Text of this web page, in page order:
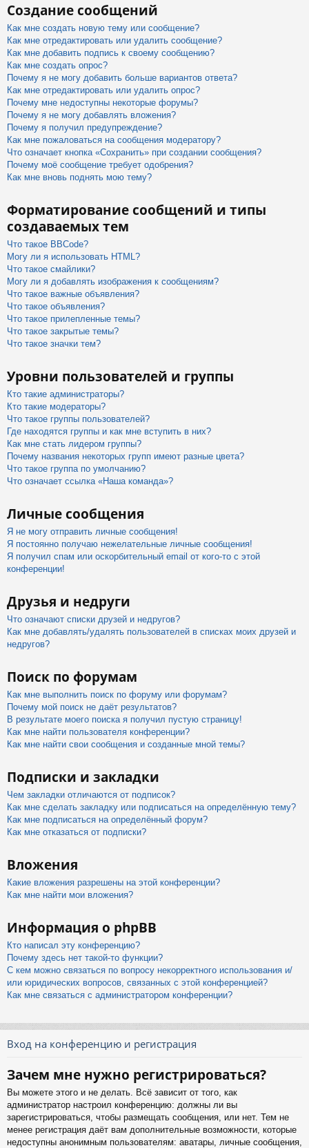
Создание сообщений
Как мне создать новую тему или сообщение?
Как мне отредактировать или удалить сообщение?
Как мне добавить подпись к своему сообщению?
Как мне создать опрос?
Почему я не могу добавить больше вариантов ответа?
Как мне отредактировать или удалить опрос?
Почему мне недоступны некоторые форумы?
Почему я не могу добавлять вложения?
Почему я получил предупреждение?
Как мне пожаловаться на сообщения модератору?
Что означает кнопка «Сохранить» при создании сообщения?
Почему моё сообщение требует одобрения?
Как мне вновь поднять мою тему?
Форматирование сообщений и типы
создаваемых тем
Что такое BBCode?
Могу ли я использовать HTML?
Что такое смайлики?
Могу ли я добавлять изображения к сообщениям?
Что такое важные объявления?
Что такое объявления?
Что такое прилепленные темы?
Что такое закрытые темы?
Что такое значки тем?
Уровни пользователей и группы
Кто такие администраторы?
Кто такие модераторы?
Что такое группы пользователей?
Где находятся группы и как мне вступить в них?
Как мне стать лидером группы?
Почему названия некоторых групп имеют разные цвета?
Что такое группа по умолчанию?
Что означает ссылка «Наша команда»?
Личные сообщения
Я не могу отправить личные сообщения!
Я постоянно получаю нежелательные личные сообщения!
Я получил спам или оскорбительный email от кого-то с этой
конференции!
Друзья и недруги
Что означают списки друзей и недругов?
Как мне добавлять/удалять пользователей в списках моих друзей и
недругов?
Поиск по форумам
Как мне выполнить поиск по форуму или форумам?
Почему мой поиск не даёт результатов?
В результате моего поиска я получил пустую страницу!
Как мне найти пользователя конференции?
Как мне найти свои сообщения и созданные мной темы?
Подписки и закладки
Чем закладки отличаются от подписок?
Как мне сделать закладку или подписаться на определённую тему?
Как мне подписаться на определённый форум?
Как мне отказаться от подписки?
Вложения
Какие вложения разрешены на этой конференции?
Как мне найти мои вложения?
Информация о phpBB
Кто написал эту конференцию?
Почему здесь нет такой-то функции?
С кем можно связаться по вопросу некорректного использования и/
или юридических вопросов, связанных с этой конференцией?
Как мне связаться с администратором конференции?
Вход на конференцию и регистрация
Зачем мне нужно регистрироваться?
Вы можете этого и не делать. Всё зависит от того, как
администратор настроил конференцию: должны ли вы
зарегистрироваться, чтобы размещать сообщения, или нет. Тем не
менее регистрация даёт вам дополнительные возможности, которые
недоступны анонимным пользователям: аватары, личные сообщения,